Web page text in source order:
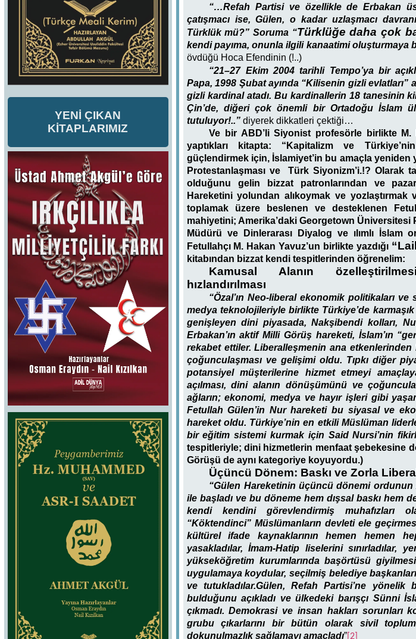
YENİ ÇIKAN
KİTAPLARIMIZ
“…Refah Partisi ve özellikle de Erbakan
çatışmacı ise, Gülen, o kadar uzlaşmacı
Türklük mü?” Soruma “Türklüğe daha çok
kendi payıma, onunla ilgili kanaatimi oluşturmaya
övdüğü Hoca Efendinin (!..)
“21–27 Ekim 2004 tarihli Tempo’ya bir
Papa, 1998 Şubat ayında “Kilisenin gizli evlatları”
gizli kardinal atadı. Bu kardinallerin 18 tanesinin
Çin’de, diğeri çok önemli bir Ortadoğu İslam
tutuluyor!..”diyerek dikkatleri çektiği…
Ve bir ABD’li Siyonist profesörle birlikte M.
yaptıkları kitapta: “Kapitalizm ve
güçlendirmek için, İslamiyet’in bu amaçla yeniden
Protestanlaşması ve Türk Siyonizm’i.!? Olarak
olduğunu gelin bizzat patronlarından ve
Hareketini yolundan alıkoymak ve
toplamak üzere beslenen ve desteklenen
mahiyetini; Amerika’daki Georgetown Üniversitesi
Müdürü ve Dinlerarası Diyalog ve ılımlı
Fetullahçı M. Hakan Yavuz’un birlikte yazdığı
kitabından bizzat kendi tespitlerinden öğrenelim:
Kamusal Alanın
hızlandırılması
“Özal’ın Neo-liberal ekonomik politikaları
medya teknolojileriyle birlikte Türkiye’de
genişleyen dini piyasada, Nakşibendi kolları,
Erbakan’ın aktif Milli Görüş hareketi, İslam’ın
rekabet ettiler. Liberalleşmenin ana etkenlerinden
çoğunculaşması ve gelişimi oldu. Tıpkı diğer
potansiyel müşterilerine hizmet etmeyi
açılması, dini alanın dönüşümünü ve
ağların; ekonomi, medya ve hayır işleri gibi
Fetullah Gülen’in Nur hareketi bu siyasal ve
hareket oldu. Türkiye’nin en etkili Müslüman
bir eğitim sistemi kurmak için Said Nursi’nin
tespitleriyle; dini hizmetlerin menfaat şebekesine
Görüşü de aynı kategoriye koyuyordu.)
Üçüncü Dönem: Baskı ve Zorla
“Gülen Hareketinin üçüncü dönemi
ile başladı ve bu döneme hem dışsal baskı hem
kendi kendini görevlendirmiş muhafızları
“Köktendinci” Müslümanların devleti ele
kültürel ifade kaynaklarının hemen hemen
yasakladılar, İmam-Hatip liselerini sınırladılar,
yükseköğretim kurumlarında başörtüsü
uygulamaya koydular, seçilmiş belediye
ve tutukladılar.Gülen, Refah Partisi’ne yönelik
bulduğunu açıkladı ve ülkedeki barışçı Sünni
çıkmadı. Demokrasi ve insan hakları sorunları
grubu çıkarlarını bir bütün olarak sivil
dokunulmazlık sağlamayı amaçladı”[2]